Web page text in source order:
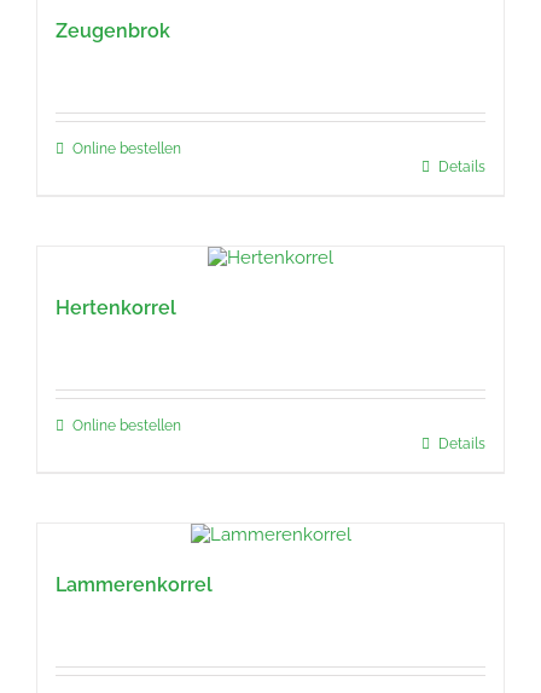
Zeugenbrok
Online bestellen
Details
Hertenkorrel
Online bestellen
Details
Lammerenkorrel